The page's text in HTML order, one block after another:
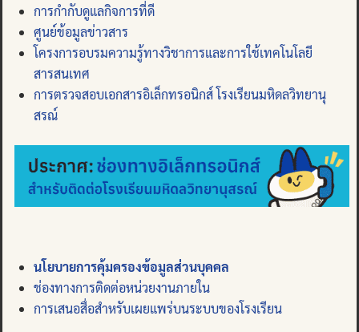
การกำกับดูแลกิจการที่ดี
ศูนย์ข้อมูลข่าวสาร
โครงการอบรมความรู้ทางวิชาการและการใช้เทคโนโลยี
สารสนเทศ
การตรวจสอบเอกสารอิเล็กทรอนิกส์ โรงเรียนมหิดลวิทยานุ
สรณ์
นโยบายการคุ้มครองข้อมูลส่วนบุคคล
ช่องทางการติดต่อหน่วยงานภายใน
การเสนอสื่อสำหรับเผยแพร่บนระบบของโรงเรียน